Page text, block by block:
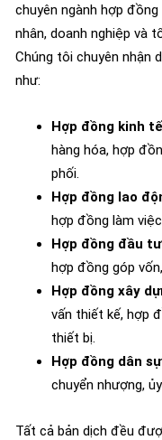
chuyên ngành hợp
nhân, doanh nghiệp và
Chúng tôi chuyên nhận
như:
Hợp đồng kinh
hàng hóa, hợp
phối.
Hợp đồng lao
hợp đồng làm
Hợp đồng đầu
hợp đồng góp
Hợp đồng xây
vấn thiết kế, hợp
thiết bị.
Hợp đồng dân
chuyển nhượng,
Tất cả bản dịch đều